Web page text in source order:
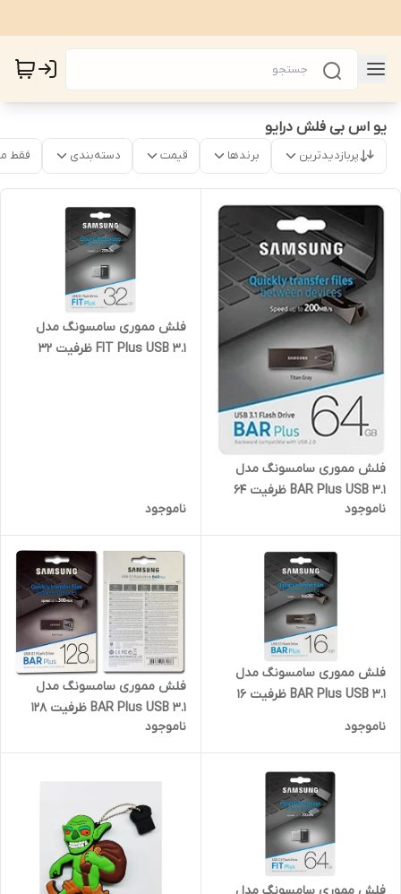
یو اس بی فلش درایو
پربازدیدترین برندها قیمت دسته‌بندی فقط
فلش مموری سامسونگ مدل
BAR Plus USB 3.1 ظرفیت 64
گیگابایت
ناموجود
فلش مموری سامسونگ مدل
FIT Plus USB 3.1 ظرفیت 32
ناموجود
فلش مموری سامسونگ مدل
BAR Plus USB 3.1 ظرفیت 16
ناموجود
فلش مموری سامسونگ مدل
BAR Plus USB 3.1 ظرفیت 128
گیگابایت
ناموجود